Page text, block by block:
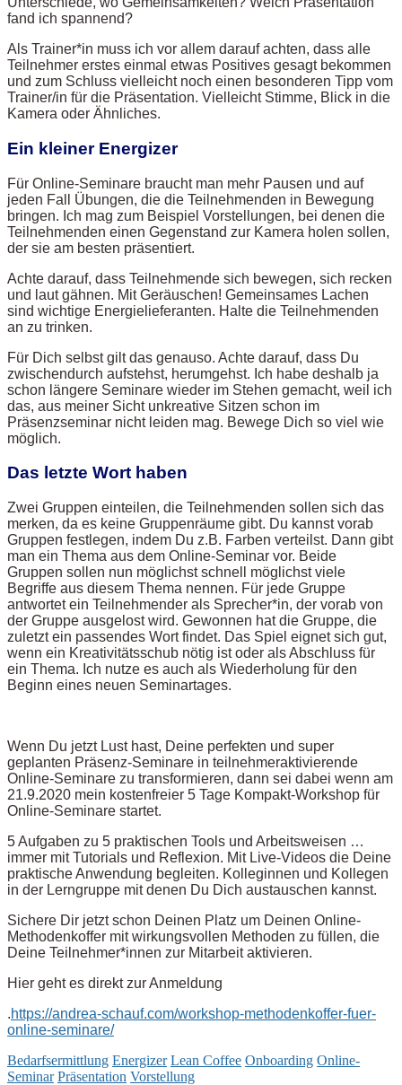
fand ich spannend?
Als Trainer*in muss ich vor allem darauf achten, dass alle
Teilnehmer erstes einmal etwas Positives gesagt bekommen
und zum Schluss vielleicht noch einen besonderen Tipp vom
Trainer/in für die Präsentation. Vielleicht Stimme, Blick in die
Kamera oder Ähnliches.
Ein kleiner Energizer
Für Online-Seminare braucht man mehr Pausen und auf
jeden Fall Übungen, die die Teilnehmenden in Bewegung
bringen. Ich mag zum Beispiel Vorstellungen, bei denen die
Teilnehmenden einen Gegenstand zur Kamera holen sollen,
der sie am besten präsentiert.
Achte darauf, dass Teilnehmende sich bewegen, sich recken
und laut gähnen. Mit Geräuschen! Gemeinsames Lachen
sind wichtige Energielieferanten. Halte die Teilnehmenden
an zu trinken.
Für Dich selbst gilt das genauso. Achte darauf, dass Du
zwischendurch aufstehst, herumgehst. Ich habe deshalb ja
schon längere Seminare wieder im Stehen gemacht, weil ich
das, aus meiner Sicht unkreative Sitzen schon im
Präsenzseminar nicht leiden mag. Bewege Dich so viel wie
möglich.
Das letzte Wort haben
Zwei Gruppen einteilen, die Teilnehmenden sollen sich das
merken, da es keine Gruppenräume gibt. Du kannst vorab
Gruppen festlegen, indem Du z.B. Farben verteilst. Dann gibt
man ein Thema aus dem Online-Seminar vor. Beide
Gruppen sollen nun möglichst schnell möglichst viele
Begriffe aus diesem Thema nennen. Für jede Gruppe
antwortet ein Teilnehmender als Sprecher*in, der vorab von
der Gruppe ausgelost wird. Gewonnen hat die Gruppe, die
zuletzt ein passendes Wort findet. Das Spiel eignet sich gut,
wenn ein Kreativitätsschub nötig ist oder als Abschluss für
ein Thema. Ich nutze es auch als Wiederholung für den
Beginn eines neuen Seminartages.
Wenn Du jetzt Lust hast, Deine perfekten und super
geplanten Präsenz-Seminare in teilnehmeraktivierende
Online-Seminare zu transformieren, dann sei dabei wenn am
21.9.2020 mein kostenfreier 5 Tage Kompakt-Workshop für
Online-Seminare startet.
5 Aufgaben zu 5 praktischen Tools und Arbeitsweisen …
immer mit Tutorials und Reflexion. Mit Live-Videos die Deine
praktische Anwendung begleiten. Kolleginnen und Kollegen
in der Lerngruppe mit denen Du Dich austauschen kannst.
Sichere Dir jetzt schon Deinen Platz um Deinen Online-
Methodenkoffer mit wirkungsvollen Methoden zu füllen, die
Deine Teilnehmer*innen zur Mitarbeit aktivieren.
Hier geht es direkt zur Anmeldung
.https://andrea-schauf.com/workshop-methodenkoffer-fuer-
online-seminare/
Bedarfsermittlung Energizer Lean Coffee Onboarding Online-
Seminar Präsentation Vorstellung